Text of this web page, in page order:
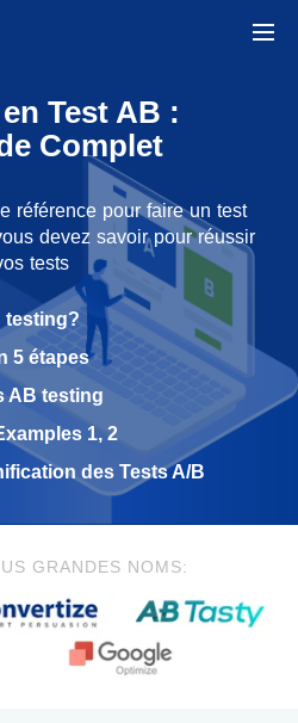
Test AB :
Complet
référence pour faire un test
devez savoir pour réussir
tests
testing?
5 étapes
AB testing
1, 2
des Tests A/B
GRANDES NOMS: